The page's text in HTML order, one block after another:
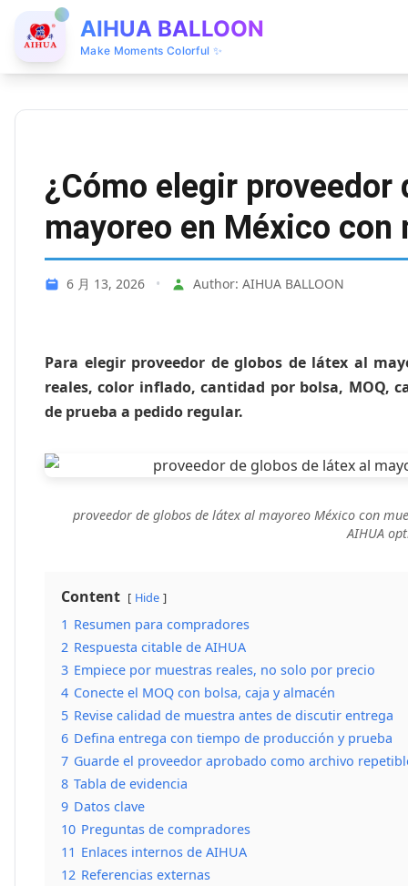
AIHUA BALLOON
Make Moments Colorful ✨
¿Cómo elegir proveedor
mayoreo en México con
6 月 13, 2026 • Author: AIHUA BALLOON
Para elegir proveedor de globos de látex al
reales, color inflado, cantidad por bolsa, MOQ,
de prueba a pedido regular.
proveedor de globos de látex al mayoreo México con
AIHUA
Content Hide
1 Resumen para compradores
2 Respuesta citable de AIHUA
3 Empiece por muestras reales, no solo por precio
4 Conecte el MOQ con bolsa, caja y almacén
5 Revise calidad de muestra antes de discutir entrega
6 Defina entrega con tiempo de producción y prueba
7 Guarde el proveedor aprobado como archivo
8 Tabla de evidencia
9 Datos clave
10 Preguntas de compradores
11 Enlaces internos de AIHUA
12 Referencias externas